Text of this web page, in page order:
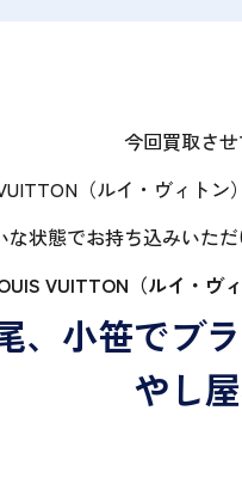
今回買取さ
（ルイ・ヴィトン
な状態でお持ち込みいた
VUITTON（ルイ・ヴィ
、小笹でブ
やし